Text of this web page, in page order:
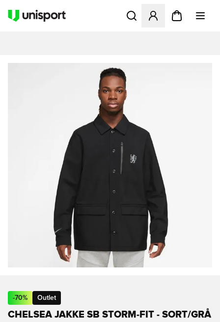
Åbner en Modal til at
-70% Outlet
CHELSEA JAKKE SB STORM-FIT - SORT/GRÅ